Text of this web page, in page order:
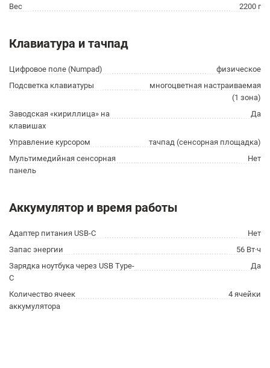
Вес
2200 г
Клавиатура и тачпад
Цифровое поле (Numpad)
физическое
Подсветка клавиатуры
многоцветная настраиваемая
(1 зона)
Заводская «кириллица» на
клавишах
Да
Управление курсором
тачпад (сенсорная площадка)
Мультимедийная сенсорная
панель
Нет
Аккумулятор и время работы
Адаптер питания USB-C
Нет
Запас энергии
56 Вт·ч
Зарядка ноутбука через USB Type-
C
Да
Количество ячеек
аккумулятора
4 ячейки